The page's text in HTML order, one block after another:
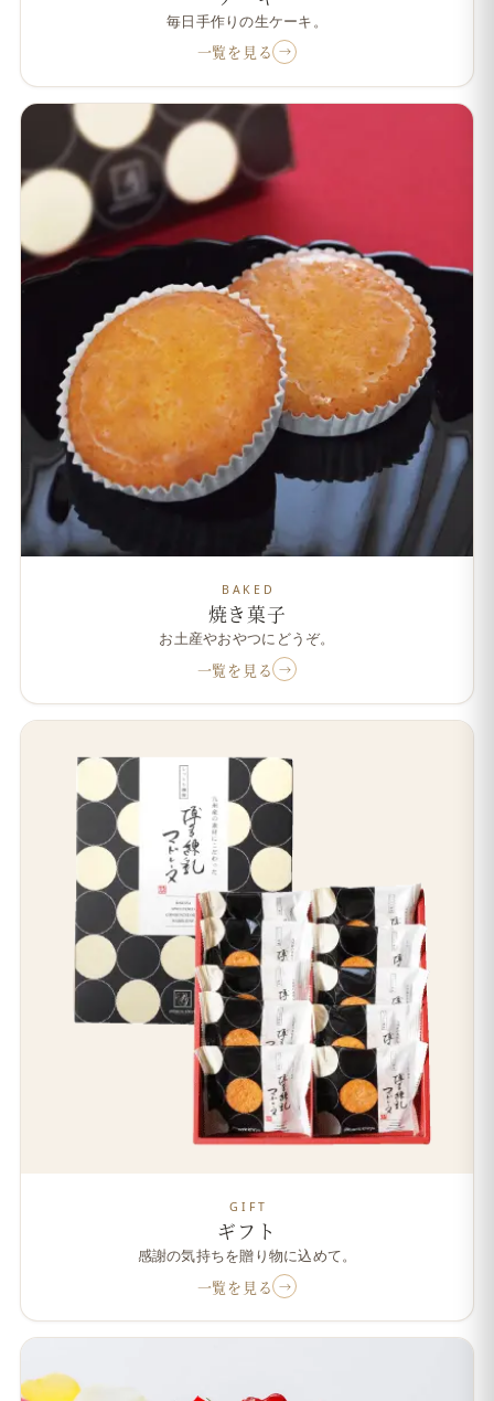
毎日手作りの生ケーキ。
一覧を見る →
BAKED
焼き菓子
お土産やおやつにどうぞ。
一覧を見る →
GIFT
ギフト
感謝の気持ちを贈り物に込めて。
一覧を見る →